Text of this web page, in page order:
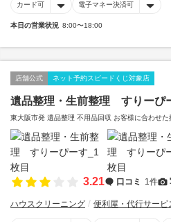
カード可 電子マネー決済可
本日の営業状況 8:00〜18:00
店舗公式 ネット予約スピードくじ対象店
遺品整理・生前整理 すりーぴ
東大阪市発 遺品整理 不用品回収 お客様に合わせた
3.21 口コミ 1件
ハウスクリーニング 便利屋・代行サービ